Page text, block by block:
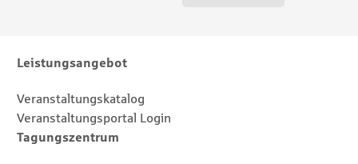
Sitemap
Leistungsangebot
Veranstaltungskatalog
Veranstaltungsportal Login
Tagungszentrum